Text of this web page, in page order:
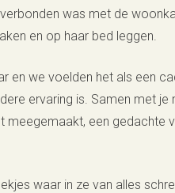
was met de
en op haar bed leggen.
en we voelden het als een
ervaring is. Samen met
meegemaakt, een gedachte
waar in ze van alles